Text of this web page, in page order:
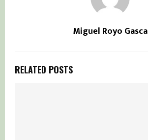
Miguel Royo Gasca
RELATED POSTS